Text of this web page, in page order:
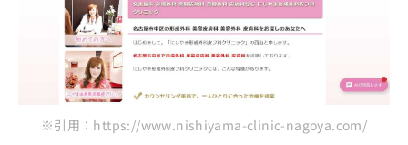
※引用：https://www.nishiyama-clinic-nagoya.com/